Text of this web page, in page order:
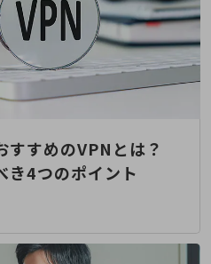
すすめのVPNとは？
き4つのポイント